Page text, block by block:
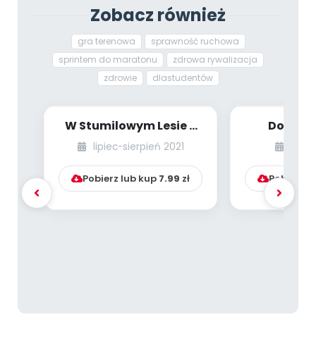
Zobacz również
gra terenowa
sprawność ruchowa
sprintem do maratonu
zdrowa rywalizacja
zdrowie
dlastudentów
W Stumilowym Lesie –
niespodzianka Królika
lipiec-sierpień 2021
Pobierz lub kup 7.99 zł Pobierz